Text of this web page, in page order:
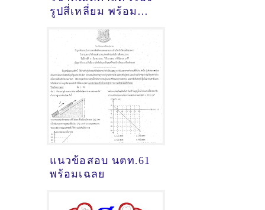
รูปสี่เหลี่ยม พร้อม
แนวข้อสอบ นตท.61
พร้อมเฉลย